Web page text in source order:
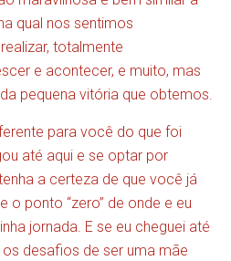
qual nos sentimos
totalmente
e acontecer, e muito, mas
pequena vitória que obtemos.
para você do que foi
até aqui e se optar por
a certeza de que você já
o ponto “zero” de onde e eu
jornada. E se eu cheguei até
desafios de ser uma mãe